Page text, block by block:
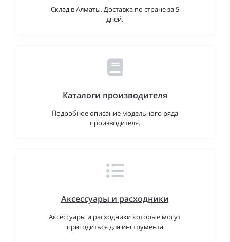
Склад в Алматы. Доставка по стране за 5
дней.
Каталоги производителя
Подробное описание модельного ряда
производителя.
Аксессуары и расходники
Аксессуары и расходники которые могут
пригодиться для инструмента